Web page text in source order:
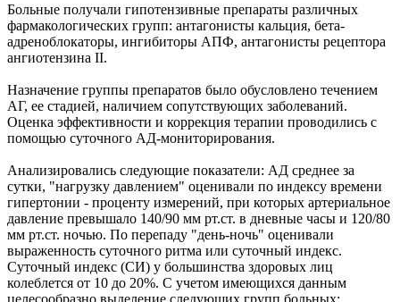
Больные получали гипотензивные препараты различных
фармакологических групп: антагонисты кальция, бета-
адреноблокаторы, ингибиторы АПФ, антагонисты рецептора
ангиотензина II.
Назначение группы препаратов было обусловлено течением
АГ, ее стадией, наличием сопутствующих заболеваний.
Оценка эффективности и коррекция терапии проводились с
помощью суточного АД-мониторирования.
Анализировались следующие показатели: АД среднее за
сутки, "нагрузку давлением" оценивали по индексу времени
гипертонии - проценту измерений, при которых артериальное
давление превышало 140/90 мм рт.ст. в дневные часы и 120/80
мм рт.ст. ночью. По перепаду "день-ночь" оценивали
выраженность суточного ритма или суточный индекс.
Суточный индекс (СИ) у большинства здоровых лиц
колеблется от 10 до 20%. С учетом имеющихся данным
целесообразно выделение следующих групп больных: